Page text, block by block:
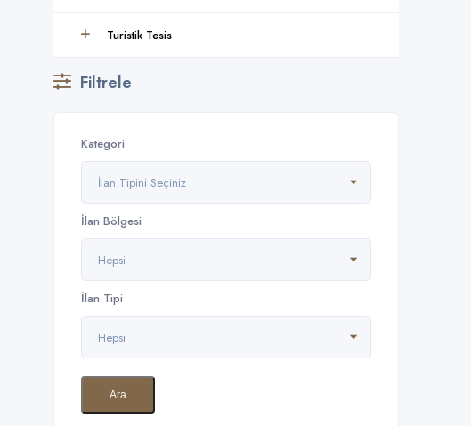
Turistik Tesis
Filtrele
Kategori
İlan Tipini Seçiniz
İlan Bölgesi
Hepsi
İlan Tipi
Hepsi
Ara